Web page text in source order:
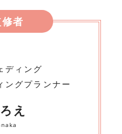
者
ディング
ングプランナー
え